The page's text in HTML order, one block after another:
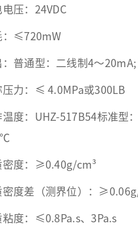
电压：24VDC
：≤720mW
：普通型：二线制4～
压力：≤ 4.0MPa或300LB
温度：UHZ-517B54标准
密度：≥0.40g/cm³
密度差（测界位）：
粘度：≤0.8Pa.s、3Pa.s